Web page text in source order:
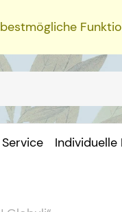
Service Individuelle